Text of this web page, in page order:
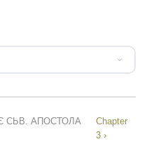
СЬВ. АПОСТОЛА
Chapter
3 ›